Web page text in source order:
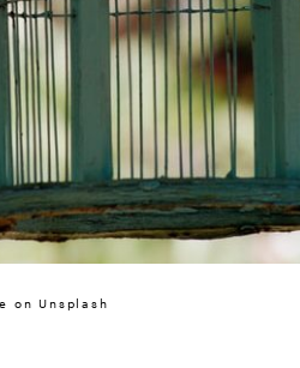
on Unsplash